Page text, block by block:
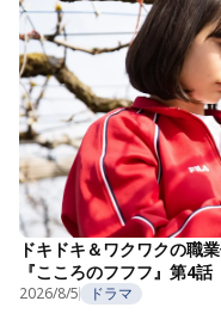
ドキドキ＆ワクワクの職
『こころのフフフ』第4話
2026/8/5 ドラマ